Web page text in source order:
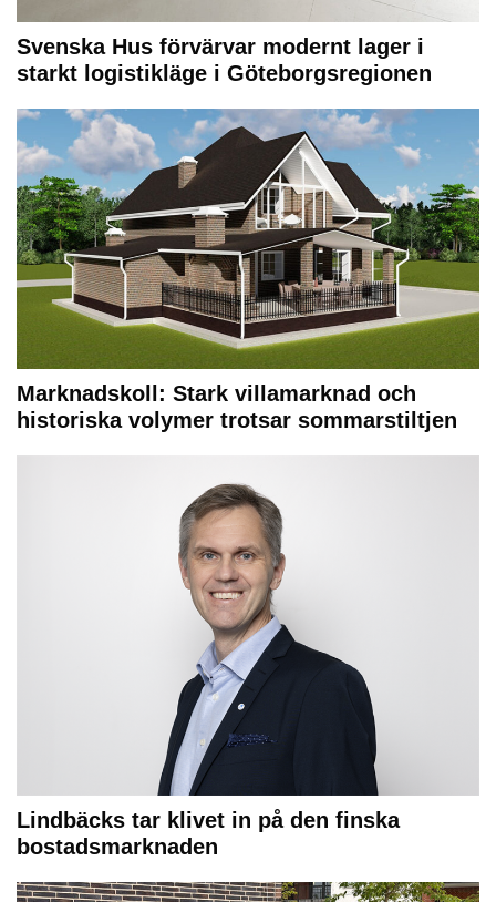
Svenska Hus förvärvar modernt lager i
starkt logistikläge i Göteborgsregionen
Marknadskoll: Stark villamarknad och
historiska volymer trotsar sommarstiltjen
Lindbäcks tar klivet in på den finska
bostadsmarknaden